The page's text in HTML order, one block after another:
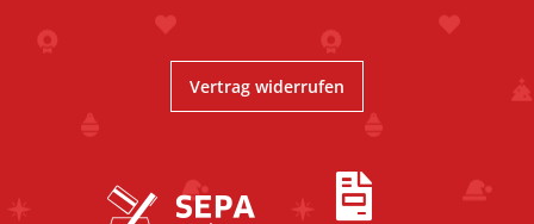
Vertrag widerrufen